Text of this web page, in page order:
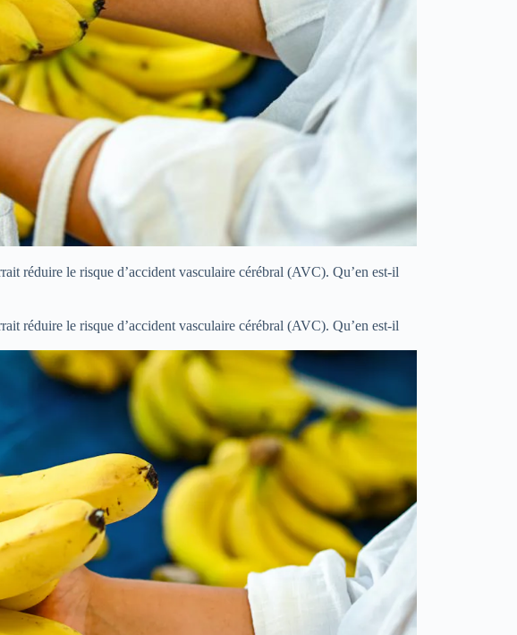
réduire le risque d’accident vasculaire cérébral (AVC). Qu’en est-il
réduire le risque d’accident vasculaire cérébral (AVC). Qu’en est-il